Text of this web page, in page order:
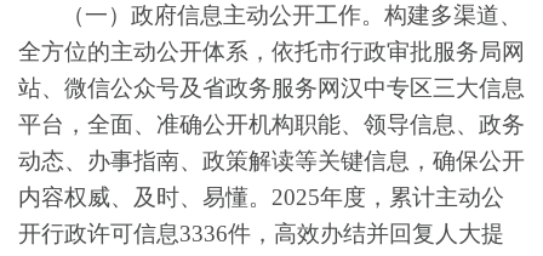
（一）政府信息主动公开工作。构建多渠道、
全方位的主动公开体系，依托市行政审批服务局网
站、微信公众号及省政务服务网汉中专区三大信息
平台，全面、准确公开机构职能、领导信息、政务
动态、办事指南、政策解读等关键信息，确保公开
内容权威、及时、易懂。2025年度，累计主动公
开行政许可信息3336件，高效办结并回复人大提